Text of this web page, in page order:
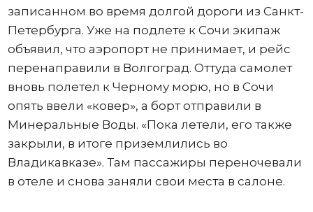
записанном во время долгой дороги из Санкт-
Петербурга. Уже на подлете к Сочи экипаж
объявил, что аэропорт не принимает, и рейс
перенаправили в Волгоград. Оттуда самолет
вновь полетел к Черному морю, но в Сочи
опять ввели «ковер», а борт отправили в
Минеральные Воды. «Пока летели, его также
закрыли, в итоге приземлились во
Владикавказе». Там пассажиры переночевали
в отеле и снова заняли свои места в салоне.